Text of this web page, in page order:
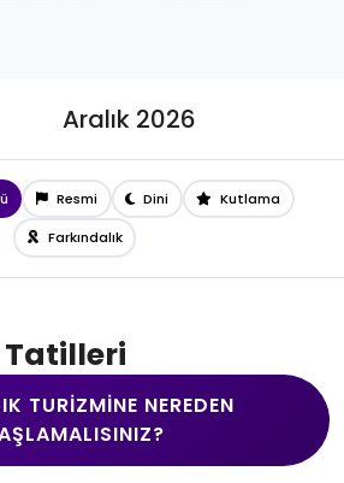
Aralık 2026
Resmi Dini Kutlama
Farkındalık
Tatilleri
TURIZMINE NEREDEN